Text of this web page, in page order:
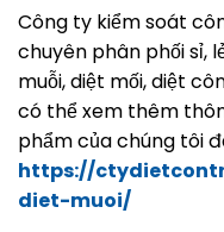
Công ty kiểm soát
chuyên phân phối sỉ,
muỗi, diệt mối, diệt
có thể xem thêm
phẩm của chúng tôi
https://
diet-muoi/